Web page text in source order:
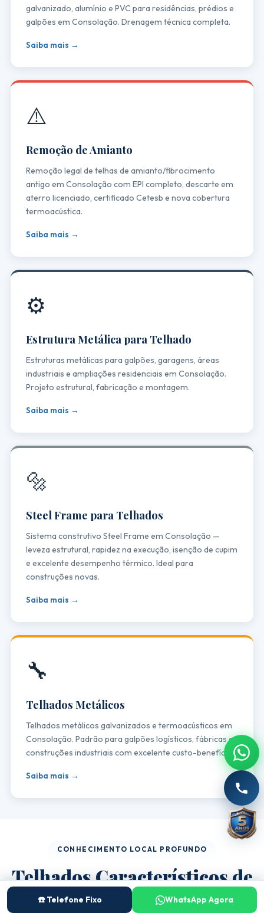
☎️ Telefone Fixo WhatsApp Agora
galvanizado, alumínio e PVC para residências, prédios e
galpões em Consolação. Drenagem técnica completa.
Saiba mais →
⚠️
Remoção de Amianto
Remoção legal de telhas de amianto/fibrocimento
antigo em Consolação com EPI completo, descarte em
aterro licenciado, certificado Cetesb e nova cobertura
termoacústica.
Saiba mais →
⚙️
Estrutura Metálica para Telhado
Estruturas metálicas para galpões, garagens, áreas
industriais e ampliações residenciais em Consolação.
Projeto estrutural, fabricação e montagem.
Saiba mais →
🔩
Steel Frame para Telhados
Sistema construtivo Steel Frame em Consolação —
leveza estrutural, rapidez na execução, isenção de cupim
e excelente desempenho térmico. Ideal para
construções novas.
Saiba mais →
🔧
Telhados Metálicos
Telhados metálicos galvanizados e termoacústicos em
Consolação. Padrão para galpões logísticos, fábricas e
construções industriais com excelente custo-benefício.
Saiba mais →
CONHECIMENTO LOCAL PROFUNDO
Telhados Característicos de
Consolação